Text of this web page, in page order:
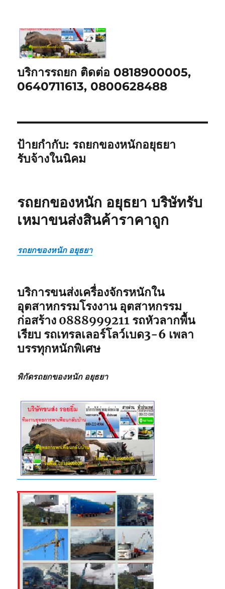
บริการรถยก ติดต่อ 0818900005,
0640711613, 0800628488
ป้ายกำกับ: รถยกของหนักอยุธยา
รับจ้างในนิคม
รถยกของหนัก อยุธยา บริษัทรับ
เหมาขนส่งสินค้าราคาถูก
รถยกของหนัก อยุธยา
บริการขนส่งเครื่องจักรหนักใน
อุตสาหกรรมโรงงาน อุตสาหกรรม
ก่อสร้าง 0888999211 รถหัวลากพื้น
เรียบ รถเทรลเลอร์โลว์เบด3-6 เพลา
บรรทุกหนักพิเศษ
พิกัดรถยกของหนัก อยุธยา